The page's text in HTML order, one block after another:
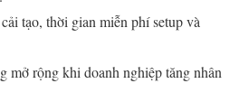
tạo, thời gian miễn phí setup và
mở rộng khi doanh nghiệp tăng nhân